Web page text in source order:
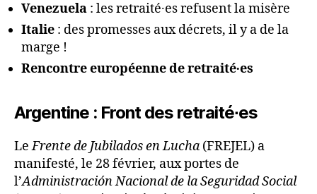
Venezuela : les retraité∙es refusent la misère
Italie : des promesses aux décrets, il y a de la
marge !
Rencontre européenne de retraité∙es
Argentine : Front des retraité∙es
LeFrente de Jubilados en Lucha (FREJEL) a
manifesté, le 28 février, aux portes de
l’Administración Nacional de la Seguridad Social